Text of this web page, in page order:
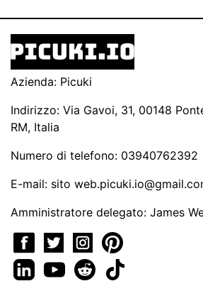
Azienda: Picuki
Indirizzo: Via Gavoi, 31, 00148
RM, Italia
Numero di telefono: 03940762392
E-mail: sito
Amministratore delegato: James